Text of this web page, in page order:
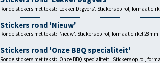
Ronde stickers met tekst: 'Lekker Dagvers'. Stickers op rol, formaat
Stickers rond 'Nieuw'
Ronde stickers met tekst: 'Nieuw'. Stickers op rol, formaat cirkel 28mm
Stickers rond 'Onze BBQ specialiteit'
Ronde stickers met tekst: 'Onze BBQ specialiteit'. Stickers op rol,